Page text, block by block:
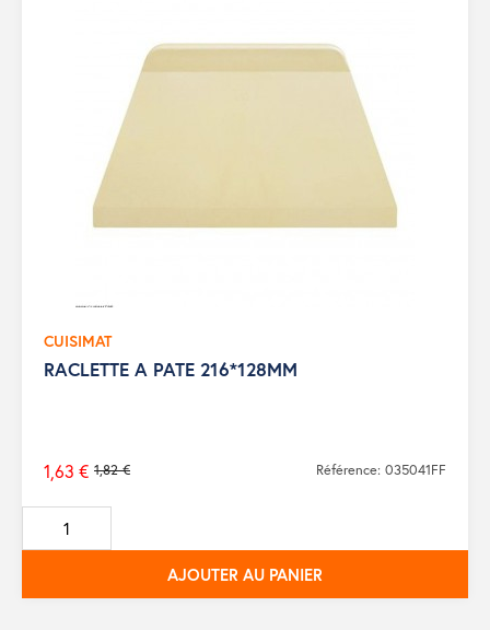
CUISIMAT
RACLETTE A PATE 216*128MM
Prix
de
base
1,82 €
1,63 € Référence: 035041FF
AJOUTER AU PANIER